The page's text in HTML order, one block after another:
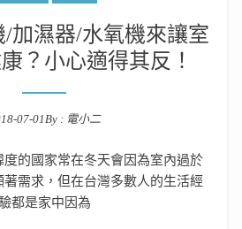
加濕器/水氧機來讓室
？小心適得其反！
07-01 By : 電小二
度的國家常在冬天會因為室內過於
需求，但在台灣多數人的生活經
驗都是家中因為